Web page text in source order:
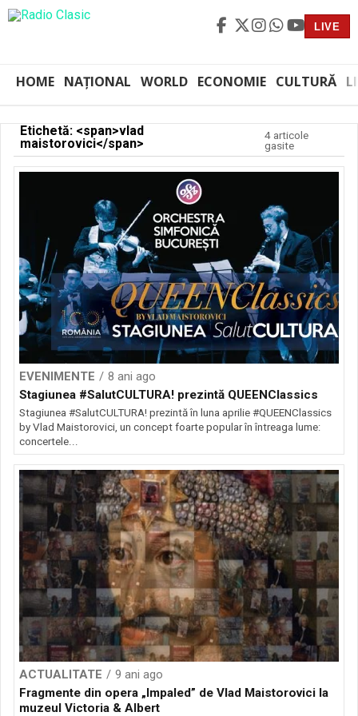
LIVE
HOME NAȚIONAL WORLD ECONOMIE CULTURĂ
Etichetă: <span>vlad
maistorovici</span>
4 articole
gasite
EVENIMENTE
8 ani ago
Stagiunea #SalutCULTURA! prezintă QUEENClassics
Stagiunea #SalutCULTURA! prezintă în luna aprilie #QUEENClassics
by Vlad Maistorovici, un concept foarte popular în întreaga lume:
concertele...
ACTUALITATE
9 ani ago
Fragmente din opera „Impaled” de Vlad Maistorovici la
muzeul Victoria & Albert